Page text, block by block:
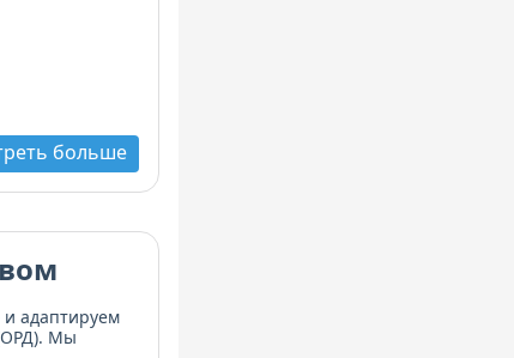
больше
адаптируем
Мы